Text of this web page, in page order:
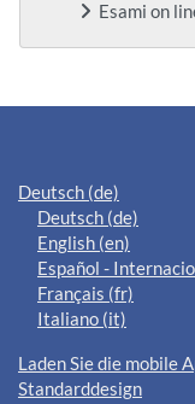
Esami on
Deutsch ‎(de)‎
Deutsch ‎(de)‎
English ‎(en)‎
Español -
Français ‎(fr)‎
Italiano ‎(it)‎
Laden Sie die mobile
Standarddesign